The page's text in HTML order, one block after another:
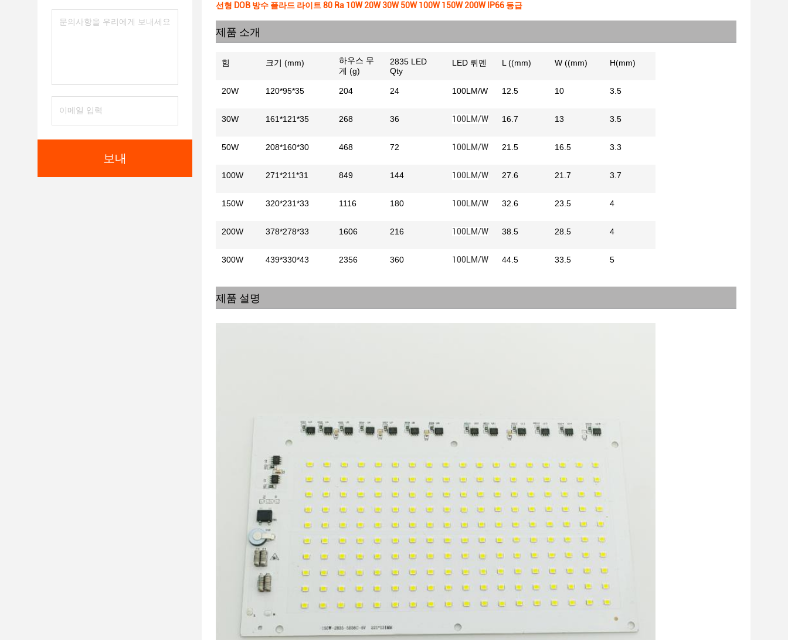
보내
선형 DOB 방수 플라드 라이트 80 Ra 10W 20W 30W 50W 100W 150W 200W IP66 등급
제품 소개
힘 크기 (mm)
하우스 무
게 (g)
2835 LED
Qty
LED 뤼멘 L ((mm) W ((mm) H(mm)
20W 120*95*35 204 24 100LM/W 12.5 10 3.5
30W 161*121*35 268 36 100LM/W 16.7 13 3.5
50W 208*160*30 468 72 100LM/W 21.5 16.5 3.3
100W 271*211*31 849 144 100LM/W 27.6 21.7 3.7
150W 320*231*33 1116 180 100LM/W 32.6 23.5 4
200W 378*278*33 1606 216 100LM/W 38.5 28.5 4
300W 439*330*43 2356 360 100LM/W 44.5 33.5 5
제품 설명